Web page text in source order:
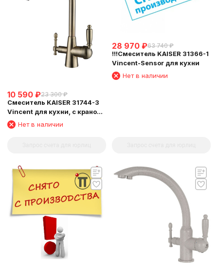
10 590 ₽23 300 ₽
Смеситель KAISER 31744-3
Vincent для кухни, с краном
для питьевой воды,
бронзовый
Нет в наличии
28 970 ₽63 740 ₽
!!!Смеситель KAISER 31366-1
Vincent-Sensor для кухни
Нет в наличии